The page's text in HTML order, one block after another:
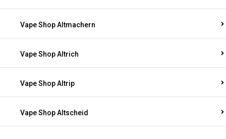
Vape Shop Altmachern
Vape Shop Altrich
Vape Shop Altrip
Vape Shop Altscheid